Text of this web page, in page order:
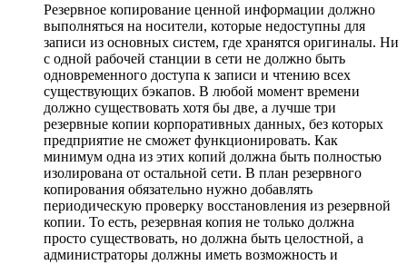
Резервное копирование ценной информации должно
выполняться на носители, которые недоступны для
записи из основных систем, где хранятся оригиналы. Ни
с одной рабочей станции в сети не должно быть
одновременного доступа к записи и чтению всех
существующих бэкапов. В любой момент времени
должно существовать хотя бы две, а лучше три
резервные копии корпоративных данных, без которых
предприятие не сможет функционировать. Как
минимум одна из этих копий должна быть полностью
изолирована от остальной сети. В план резервного
копирования обязательно нужно добавлять
периодическую проверку восстановления из резервной
копии. То есть, резервная копия не только должна
просто существовать, но должна быть целостной, а
администраторы должны иметь возможность и